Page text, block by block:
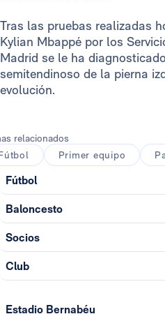
Tras las pruebas realizadas
Kylian Mbappé por los
Madrid se le ha
semitendinoso de la pierna
evolución.
relacionados
Primer equipo
Fútbol
Baloncesto
Socios
Club
Estadio Bernabéu